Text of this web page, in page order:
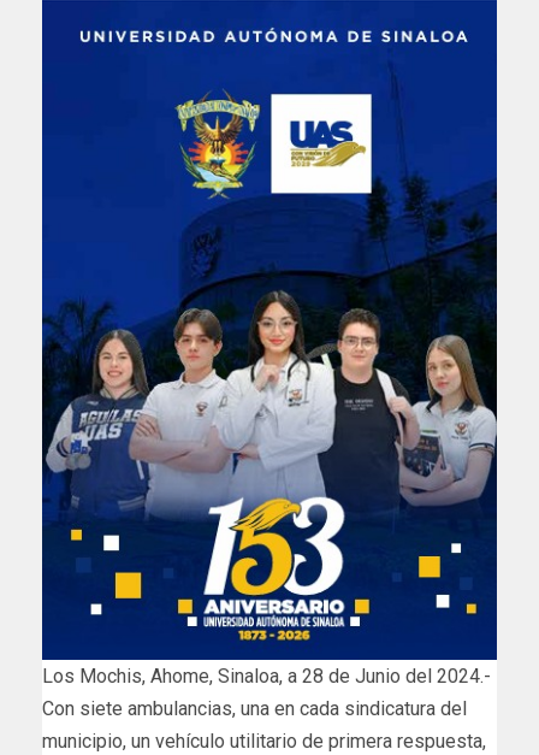
Los Mochis, Ahome, Sinaloa, a 28 de Junio del 2024.-
Con siete ambulancias, una en cada sindicatura del
municipio, un vehículo utilitario de primera respuesta,